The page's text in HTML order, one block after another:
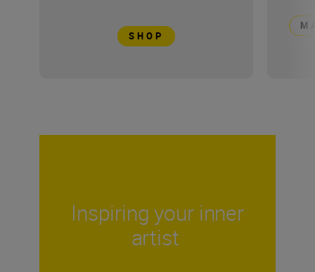
SHOP
Inspiring your inner
artist